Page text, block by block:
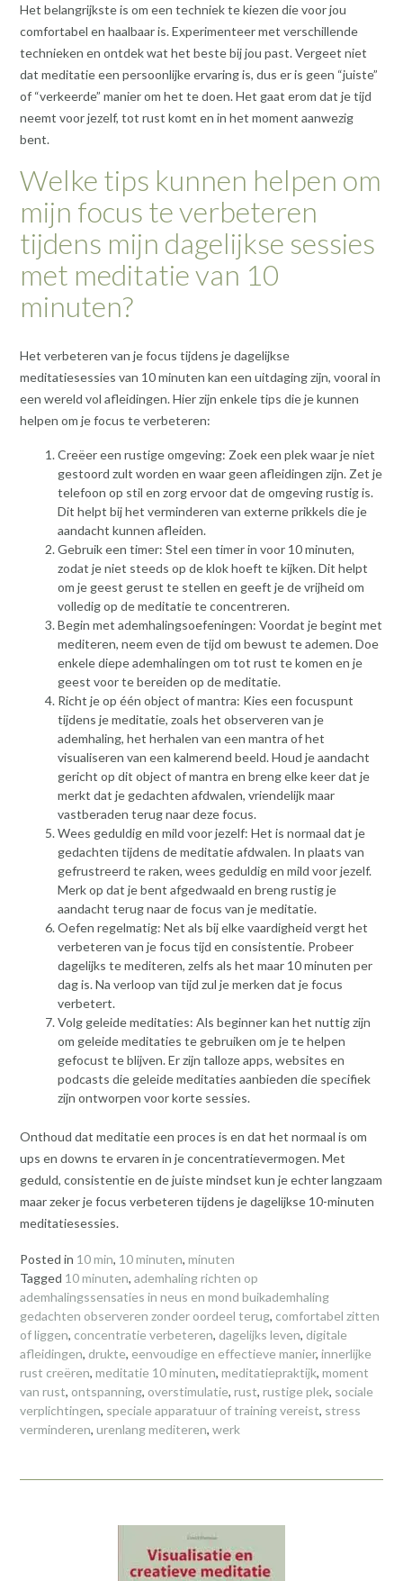
Het belangrijkste is om een techniek te kiezen die voor jou
comfortabel en haalbaar is. Experimenteer met verschillende
technieken en ontdek wat het beste bij jou past. Vergeet niet
dat meditatie een persoonlijke ervaring is, dus er is geen “juiste”
of “verkeerde” manier om het te doen. Het gaat erom dat je tijd
neemt voor jezelf, tot rust komt en in het moment aanwezig
bent.
Welke tips kunnen helpen om
mijn focus te verbeteren
tijdens mijn dagelijkse sessies
met meditatie van 10
minuten?
Het verbeteren van je focus tijdens je dagelijkse
meditatiesessies van 10 minuten kan een uitdaging zijn, vooral in
een wereld vol afleidingen. Hier zijn enkele tips die je kunnen
helpen om je focus te verbeteren:
Creëer een rustige omgeving: Zoek een plek waar je niet
gestoord zult worden en waar geen afleidingen zijn. Zet je
telefoon op stil en zorg ervoor dat de omgeving rustig is.
Dit helpt bij het verminderen van externe prikkels die je
aandacht kunnen afleiden.
Gebruik een timer: Stel een timer in voor 10 minuten,
zodat je niet steeds op de klok hoeft te kijken. Dit helpt
om je geest gerust te stellen en geeft je de vrijheid om
volledig op de meditatie te concentreren.
Begin met ademhalingsoefeningen: Voordat je begint met
mediteren, neem even de tijd om bewust te ademen. Doe
enkele diepe ademhalingen om tot rust te komen en je
geest voor te bereiden op de meditatie.
Richt je op één object of mantra: Kies een focuspunt
tijdens je meditatie, zoals het observeren van je
ademhaling, het herhalen van een mantra of het
visualiseren van een kalmerend beeld. Houd je aandacht
gericht op dit object of mantra en breng elke keer dat je
merkt dat je gedachten afdwalen, vriendelijk maar
vastberaden terug naar deze focus.
Wees geduldig en mild voor jezelf: Het is normaal dat je
gedachten tijdens de meditatie afdwalen. In plaats van
gefrustreerd te raken, wees geduldig en mild voor jezelf.
Merk op dat je bent afgedwaald en breng rustig je
aandacht terug naar de focus van je meditatie.
Oefen regelmatig: Net als bij elke vaardigheid vergt het
verbeteren van je focus tijd en consistentie. Probeer
dagelijks te mediteren, zelfs als het maar 10 minuten per
dag is. Na verloop van tijd zul je merken dat je focus
verbetert.
Volg geleide meditaties: Als beginner kan het nuttig zijn
om geleide meditaties te gebruiken om je te helpen
gefocust te blijven. Er zijn talloze apps, websites en
podcasts die geleide meditaties aanbieden die specifiek
zijn ontworpen voor korte sessies.
Onthoud dat meditatie een proces is en dat het normaal is om
ups en downs te ervaren in je concentratievermogen. Met
geduld, consistentie en de juiste mindset kun je echter langzaam
maar zeker je focus verbeteren tijdens je dagelijkse 10-minuten
meditatiesessies.
Posted in 10 min, 10 minuten, minuten
Tagged 10 minuten, ademhaling richten op
ademhalingssensaties in neus en mond buikademhaling
gedachten observeren zonder oordeel terug, comfortabel zitten
of liggen, concentratie verbeteren, dagelijks leven, digitale
afleidingen, drukte, eenvoudige en effectieve manier, innerlijke
rust creëren, meditatie 10 minuten, meditatiepraktijk, moment
van rust, ontspanning, overstimulatie, rust, rustige plek, sociale
verplichtingen, speciale apparatuur of training vereist, stress
verminderen, urenlang mediteren, werk